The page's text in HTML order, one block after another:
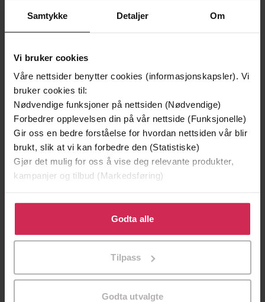
Samtykke Detaljer Om
Vi bruker cookies
Våre nettsider benytter cookies (informasjonskapsler). Vi
bruker cookies til:
Nødvendige funksjoner på nettsiden (Nødvendige)
Forbedrer opplevelsen din på vår nettside (Funksjonelle)
Gir oss en bedre forståelse for hvordan nettsiden vår blir
brukt, slik at vi kan forbedre den (Statistiske)
Gjør det mulig for oss å vise deg relevante produkter,
kampanjer og tilbud (Markedsføring)
Klikk på «Godta alle» for å gi oss ditt samtykke til å
bruke cookies for alle disse formålene. Du kan også
tilpasse ditt samtykke til spesifikke formål ved å klikke
Godta alle
Tilpass
Godta utvalgte
129,-
Minnesota
EBOK
129,-
EBOK
Undertittel The Art of Living Well and Finding
Happiness According to Your Star Sign